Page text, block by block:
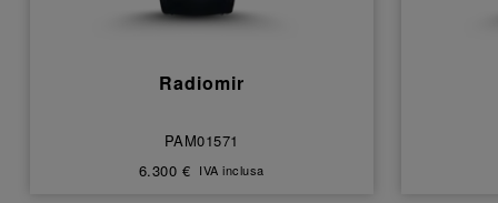
Radiomir
PAM01571
6.300 € IVA inclusa